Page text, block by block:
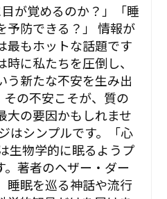
目が覚めるのか？」「睡
予防できる？」 情報が
最もホットな話題です
に私たちを圧倒し、
う新たな不安を生み出
その不安こそが、質の
大の要因かもしれませ
はシンプルです。「心
生物学的に眠るようプ
。著者のヘザー・ダー
睡眠を巡る神話や流行